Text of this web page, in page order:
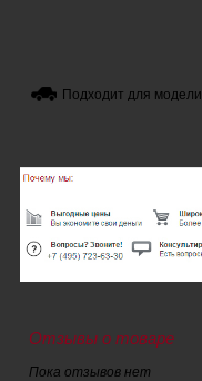
Подходит для модели
Отзывы о товаре
Пока отзывов нет